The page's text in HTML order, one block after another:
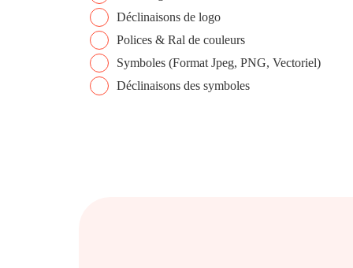
Déclinaisons de logo
Polices & Ral de couleurs
Symboles (Format Jpeg, PNG, Vectoriel)
Déclinaisons des symboles